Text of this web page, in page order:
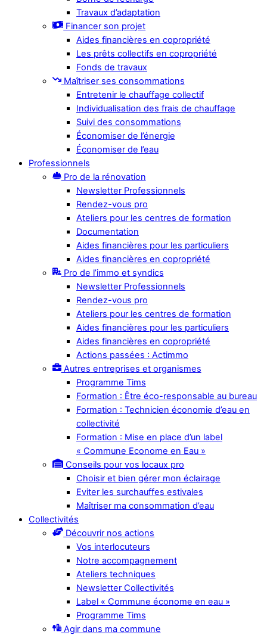
Travaux d’adaptation
Financer son projet
Aides financières en copropriété
Les prêts collectifs en copropriété
Fonds de travaux
Maîtriser ses consommations
Entretenir le chauffage collectif
Individualisation des frais de chauffage
Suivi des consommations
Économiser de l’énergie
Économiser de l’eau
Professionnels
Pro de la rénovation
Newsletter Professionnels
Rendez-vous pro
Ateliers pour les centres de formation
Documentation
Aides financières pour les particuliers
Aides financières en copropriété
Pro de l’immo et syndics
Newsletter Professionnels
Rendez-vous pro
Ateliers pour les centres de formation
Aides financières pour les particuliers
Aides financières en copropriété
Actions passées : Actimmo
Autres entreprises et organismes
Programme Tims
Formation : Être éco-responsable au bureau
Formation : Technicien économie d’eau en
collectivité
Formation : Mise en place d’un label
« Commune Econome en Eau »
Conseils pour vos locaux pro
Choisir et bien gérer mon éclairage
Eviter les surchauffes estivales
Maîtriser ma consommation d’eau
Collectivités
Découvrir nos actions
Vos interlocuteurs
Notre accompagnement
Ateliers techniques
Newsletter Collectivités
Label « Commune économe en eau »
Programme Tims
Agir dans ma commune